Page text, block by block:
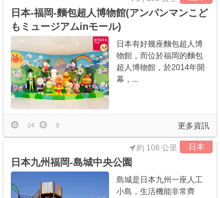
日本-福岡-麵包超人博物館(アンパンマンこど
もミュージアムinモール)
日本有好幾座麵包超人博
物館，而位於福岡的麵包
超人博物館，於2014年開
幕，...
更多資訊
24 0
日本
約 108 公里
日本九州福岡-島城中央公園
島城是日本九州一座人工
小島，生活機能非常齊